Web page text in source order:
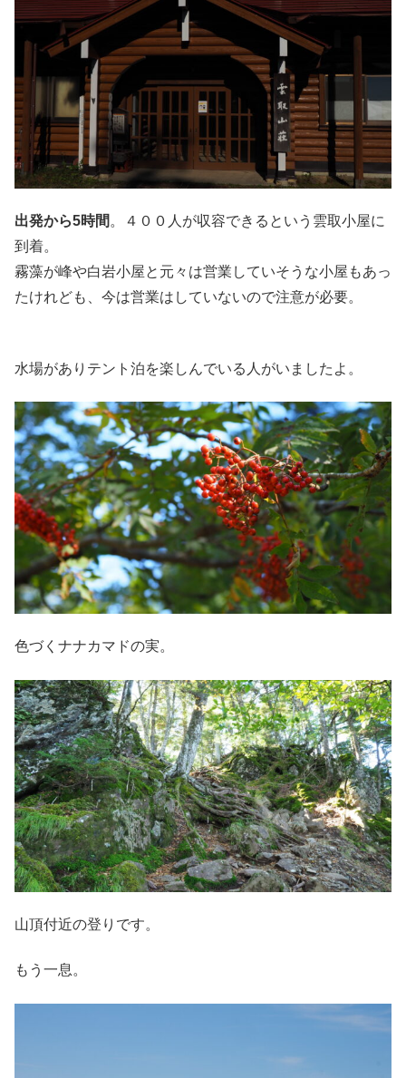
出発から5時間 。４００人が収容できるという雲取小屋に
到着。
霧藻が峰や白岩小屋と元々は営業していそうな小屋もあっ
たけれども、今は営業はしていないので注意が必要。
水場がありテント泊を楽しんでいる人がいましたよ。
色づくナナカマドの実。
山頂付近の登りです。
もう一息。